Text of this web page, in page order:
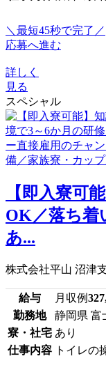
＼最短45秒で完了／
応募へ進む
詳しく
見る
スペシャル
【即入寮可
OK／落ち着
あ...
株式会社平山 沼津
給与 月収例
勤務地
静岡県 富
寮・社宅 あり
仕事内容 トイレの